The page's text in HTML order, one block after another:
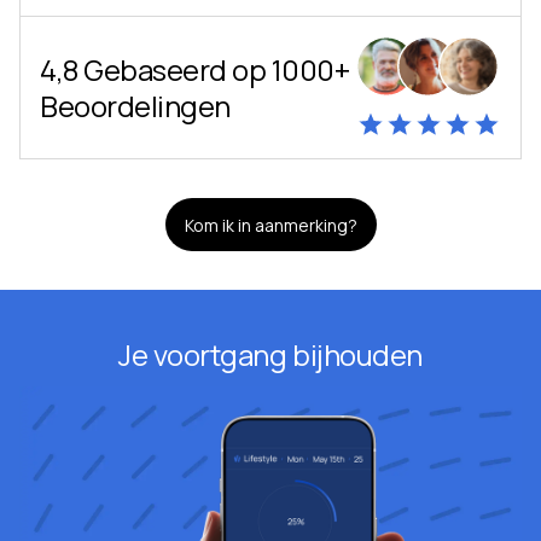
4,8 Gebaseerd op 1000+
Beoordelingen
Kom ik in aanmerking?
Je voortgang bijhouden